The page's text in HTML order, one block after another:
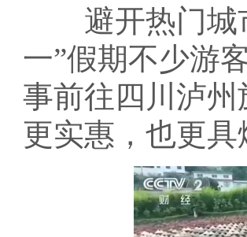
避开热门城
一”假期不少游
事前往四川泸
更实惠，也更